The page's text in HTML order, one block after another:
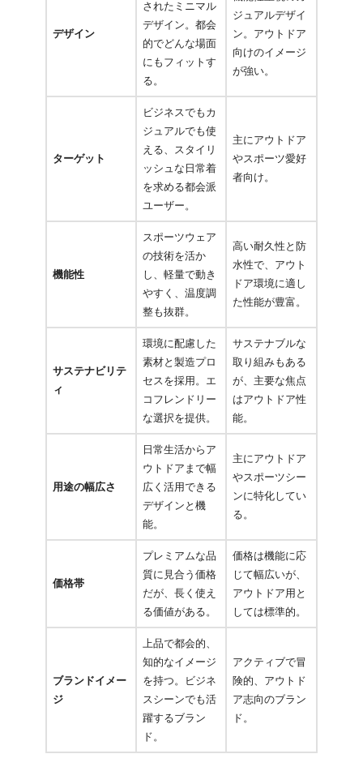
デザイン
されたミニマル
デザイン。都会
的でどんな場面
にもフィットす
る。
ジュアルデザイ
ン。アウトドア
向けのイメージ
が強い。
ターゲット
ビジネスでもカ
ジュアルでも使
える、スタイリ
ッシュな日常着
を求める都会派
ユーザー。
主にアウトドア
やスポーツ愛好
者向け。
機能性
スポーツウェア
の技術を活か
し、軽量で動き
やすく、温度調
整も抜群。
高い耐久性と防
水性で、アウト
ドア環境に適し
た性能が豊富。
サステナビリテ
ィ
環境に配慮した
素材と製造プロ
セスを採用。エ
コフレンドリー
な選択を提供。
サステナブルな
取り組みもある
が、主要な焦点
はアウトドア性
能。
用途の幅広さ
日常生活からア
ウトドアまで幅
広く活用できる
デザインと機
能。
主にアウトドア
やスポーツシー
ンに特化してい
る。
価格帯
プレミアムな品
質に見合う価格
だが、長く使え
る価値がある。
価格は機能に応
じて幅広いが、
アウトドア用と
しては標準的。
ブランドイメー
ジ
上品で都会的、
知的なイメージ
を持つ。ビジネ
スシーンでも活
躍するブラン
ド。
アクティブで冒
険的、アウトド
ア志向のブラン
ド。